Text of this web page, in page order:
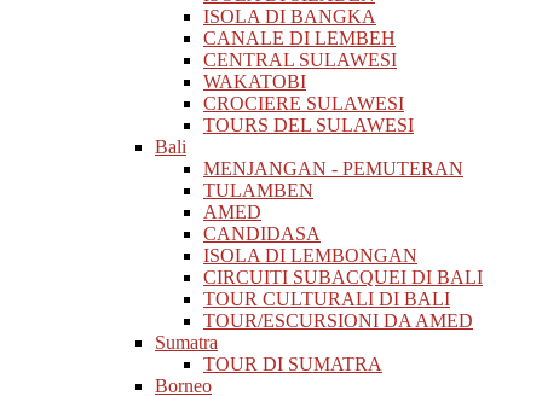
ISOLA DI BANGKA
CANALE DI LEMBEH
CENTRAL SULAWESI
WAKATOBI
CROCIERE SULAWESI
TOURS DEL SULAWESI
Bali
MENJANGAN - PEMUTERAN
TULAMBEN
AMED
CANDIDASA
ISOLA DI LEMBONGAN
CIRCUITI SUBACQUEI DI BALI
TOUR CULTURALI DI BALI
TOUR/ESCURSIONI DA AMED
Sumatra
TOUR DI SUMATRA
Borneo